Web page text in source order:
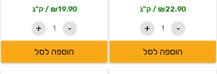
₪22.90 / ק"ג
-
+
הוספה לסל
₪19.90 / ק"ג
-
מומלץ-
מעולה
+
הוספה לסל